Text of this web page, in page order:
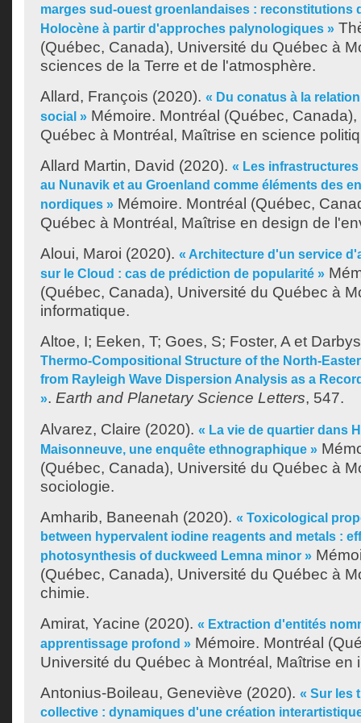
marges sud-ouest groenlandaises : reconstitutions
Holocène à partir d'approches palynologiques »
(Québec, Canada), Université du Québec à
sciences de la Terre et de l'atmosphère.
Allard, François (2020). « Du conatus à la
social » Mémoire. Montréal (Québec,
Québec à Montréal, Maîtrise en science
Allard Martin, David (2020). « Les
au Nunavik et au Groenland comme éléments des
nordiques » Mémoire. Montréal (Québec,
Québec à Montréal, Maîtrise en design de
Aloui, Maroi (2020). « Architecture d'un service
sur le Cloud : cas de prédiction de popularité »
(Québec, Canada), Université du Québec à
informatique.
Altoe, I; Eeken, T; Goes, S; Foster, A et
Thermo-Compositional Structure of the North-
from Rayleigh Wave Dispersion Analysis as a
». Earth and Planetary Science Letters, 547.
Alvarez, Claire (2020). « La vie de quartier dans
Maisonneuve, une enquête ethnographique »
(Québec, Canada), Université du Québec à
sociologie.
Amharib, Baneenah (2020). « Toxicological
between hypervalent iodine reagents and metals :
photosynthesis of duckweed Lemna minor »
(Québec, Canada), Université du Québec à
chimie.
Amirat, Yacine (2020). « Extraction d'entités
apprentissage profond » Mémoire. Montréal
Université du Québec à Montréal, Maîtrise en
Antonius-Boileau, Geneviève (2020). « Sur les
collective : dynamiques d'une création